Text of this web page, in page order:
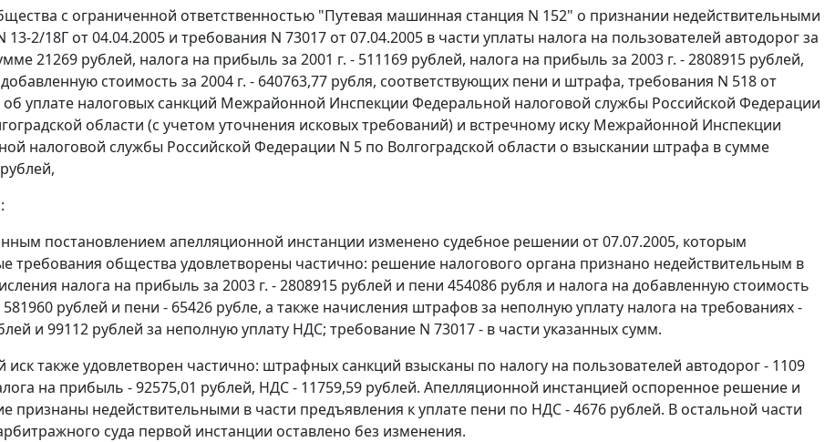
с ограниченной ответственностью "Путевая машинная станция N 152" о признании недействительными
2/18Г от 04.04.2005 и требования N 73017 от 07.04.2005 в части уплаты налога на пользователей автодорог за
21269 рублей, налога на прибыль за 2001 г. - 511169 рублей, налога на прибыль за 2003 г. - 2808915 рублей,
стоимость за 2004 г. - 640763,77 рубля, соответствующих пени и штрафа, требования N 518 от
об уплате налоговых санкций Межрайонной Инспекции Федеральной налоговой службы Российской Федерации
области (с учетом уточнения исковых требований) и встречному иску Межрайонной Инспекции
налоговой службы Российской Федерации N 5 по Волгоградской области о взыскании штрафа в сумме
постановлением апелляционной инстанции изменено судебное решении от 07.07.2005, которым
требования общества удовлетворены частично: решение налогового органа признано недействительным в
налога на прибыль за 2003 г. - 2808915 рублей и пени 454086 рубля и налога на добавленную стоимость
581960 рублей и пени - 65426 рубле, а также начисления штрафов за неполную уплату налога на требованиях -
и 99112 рублей за неполную уплату НДС; требование N 73017 - в части указанных сумм.
иск также удовлетворен частично: штрафных санкций взысканы по налогу на пользователей автодорог - 1109
на прибыль - 92575,01 рублей, НДС - 11759,59 рублей. Апелляционной инстанцией оспоренное решение и
признаны недействительными в части предъявления к уплате пени по НДС - 4676 рублей. В остальной части
суда первой инстанции оставлено без изменения.